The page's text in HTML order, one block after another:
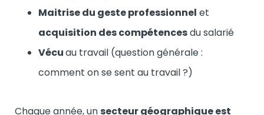
Maitrise du geste professionnel et
acquisition des compétencesdu salarié
Vécuau travail (question générale :
comment on se sent au travail ?)
Chaque année, un secteur géographique est